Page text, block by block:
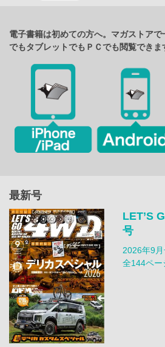
電子書籍は初めての方へ。マガストア
でもタブレットでもＰＣでも閲覧できま
最新号
LET’S
号
2026年9
全144ペー